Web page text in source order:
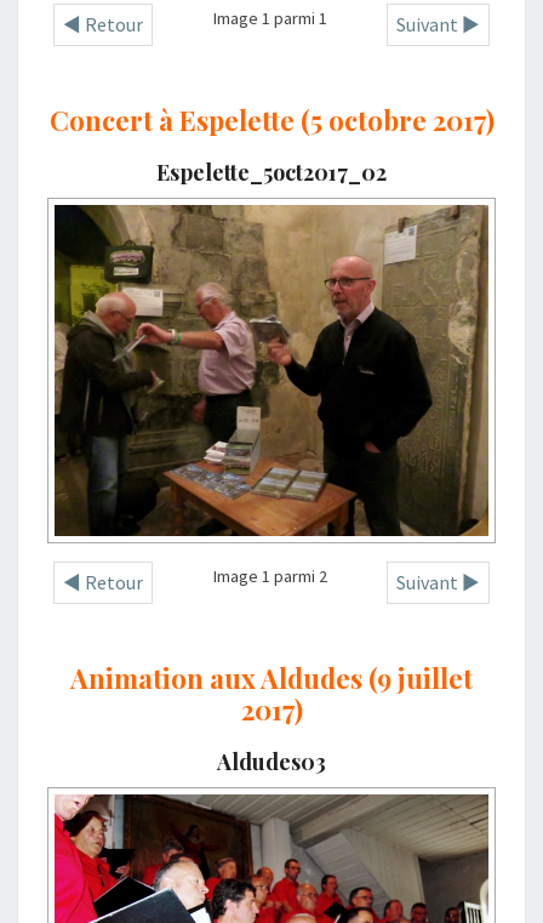
◄ Retour Suivant ►
Image 1 parmi 1
Concert à Espelette (5 octobre 2017)
Espelette_5oct2017_02
◄ Retour Suivant ►
Image 1 parmi 2
Animation aux Aldudes (9 juillet
2017)
Aldudes03